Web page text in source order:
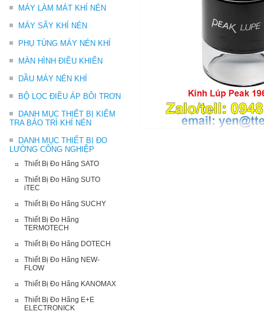
MÁY LÀM MÁT KHÍ NÉN
MÁY SẤY KHÍ NÉN
PHỤ TÙNG MÁY NÉN KHÍ
MÀN HÌNH ĐIỀU KHIỂN
DẦU MÁY NÉN KHÍ
BỘ LỌC ĐIỀU ÁP BÔI TRƠN
DANH MỤC THIẾT BỊ KIỂM
TRA BẢO TRÌ KHÍ NÉN
DANH MỤC THIẾT BỊ ĐO
LƯỜNG CÔNG NGHIỆP
Thiết Bị Đo Hãng SATO
Thiết Bị Đo Hãng SUTO
iTEC
Thiết Bị Đo Hãng SUCHY
Thiết Bị Đo Hãng
TERMOTECH
Thiết Bị Đo Hãng DOTECH
Thiết Bị Đo Hãng NEW-
FLOW
Thiết Bị Đo Hãng KANOMAX
Thiết Bị Đo Hãng E+E
ELECTRONICK